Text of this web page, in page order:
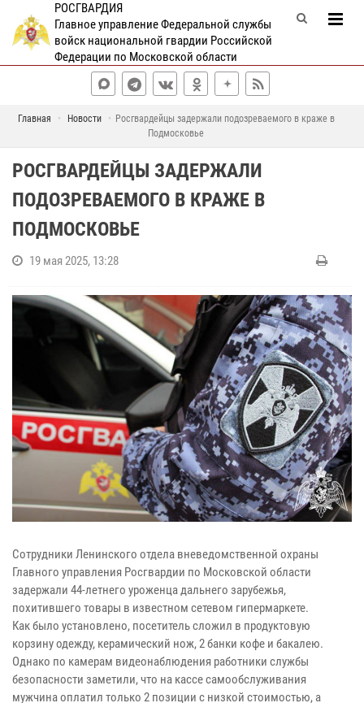
РОСГВАРДИЯ
Главное управление Федеральной службы
войск национальной гвардии Российской
Федерации по Московской области
Главная Новости
Росгвардейцы задержали подозреваемого в краже в
Подмосковье
РОСГВАРДЕЙЦЫ ЗАДЕРЖАЛИ
ПОДОЗРЕВАЕМОГО В КРАЖЕ В
ПОДМОСКОВЬЕ
19 мая 2025, 13:28
Сотрудники Ленинского отдела вневедомственной охраны
Главного управления Росгвардии по Московской области
задержали 44-летнего уроженца дальнего зарубежья,
похитившего товары в известном сетевом гипермаркете.
Как было установлено, посетитель сложил в продуктовую
корзину одежду, керамический нож, 2 банки кофе и бакалею.
Однако по камерам видеонаблюдения работники службы
безопасности заметили, что на кассе самообслуживания
мужчина оплатил только 2 позиции с низкой стоимостью, а